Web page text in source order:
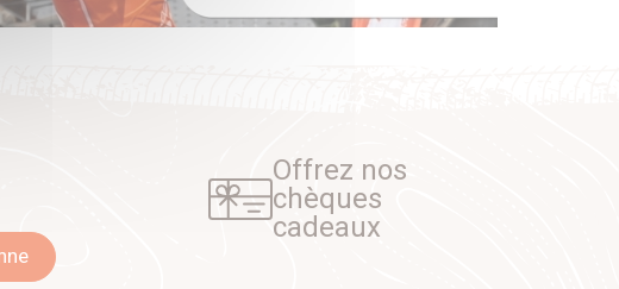
Offrez nos
chèques
cadeaux